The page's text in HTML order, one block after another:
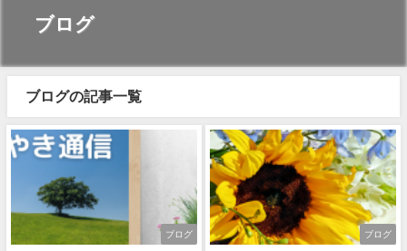
ブログ
ブログの記事一覧
ブログ ブログ